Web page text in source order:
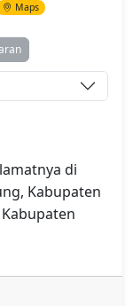
Maps
di
Kabupaten